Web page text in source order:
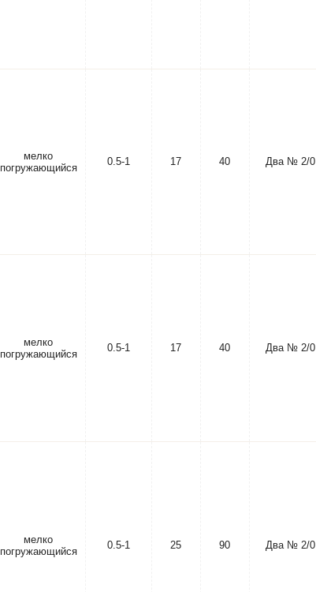
мелко
погружающийся
0.5-1 17 40 Два № 2/0
мелко
погружающийся
0.5-1 17 40 Два № 2/0
мелко
погружающийся
0.5-1 25 90 Два № 2/0